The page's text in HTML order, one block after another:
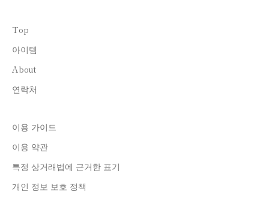
Top
아이템
About
연락처
이용 가이드
이용 약관
특정 상거래법에 근거한 표기
개인 정보 보호 정책